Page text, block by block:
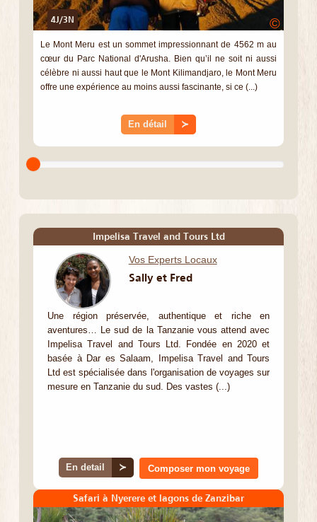
4J/3N ©
Le Mont Meru est un sommet impressionnant de 4562 m au
cœur du Parc National d'Arusha. Bien qu’il ne soit ni aussi
célèbre ni aussi haut que le Mont Kilimandjaro, le Mont Meru
offre une expérience au moins aussi fascinante, si ce (...)
En détail ≻
Impelisa Travel and Tours Ltd
Vos Experts Locaux
Sally et Fred
Une région préservée, authentique et riche en
aventures… Le sud de la Tanzanie vous attend avec
Impelisa Travel and Tours Ltd. Fondée en 2020 et
basée à Dar es Salaam, Impelisa Travel and Tours
Ltd est spécialisée dans l'organisation de voyages sur
mesure en Tanzanie du sud. Des vastes (...)
En detail ≻ Composer mon voyage
Safari à Nyerere et lagons de Zanzibar